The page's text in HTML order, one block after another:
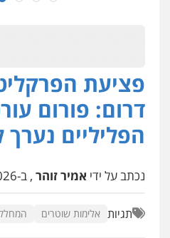
0526631970
עו"ד אייל
פשיעה
כבריאן, מזר –
פציעת
דרום: פורום
הפליליים
נכתב על ידי אמיר זוהר , ב-09/05/2026 13:10
תגיות אלימות שוטרים